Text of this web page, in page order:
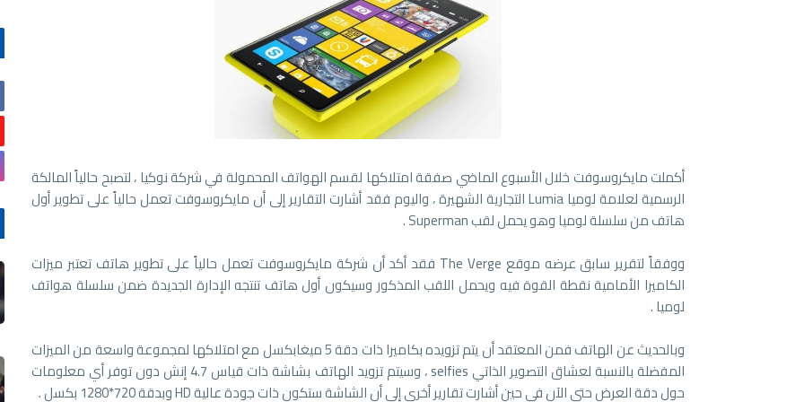
أكملت مايكروسوفت خلال الأسبوع الماضي صفقة امتلاكها لقسم الهواتف المحمولة في شركة نوكيا ، لتصبح حالياً المالكة
الرسمية لعلامة لوميا Lumia التجارية الشهيرة ، واليوم فقد أشارت التقارير إلى أن مايكروسوفت تعمل حالياً على تطوير أول
هاتف من سلسلة لوميا وهو يحمل لقب Superman .
ووفقاً لتقرير سابق عرضه موقع The Verge فقد أكد أن شركة مايكروسوفت تعمل حالياً على تطوير هاتف تعتبر ميزات
الكاميرا الأمامية نقطة القوة فيه ويحمل اللقب المذكور وسيكون أول هاتف تنتجه الإدارة الجديدة ضمن سلسلة هواتف
لوميا .
وبالحديث عن الهاتف فمن المعتقد أن يتم تزويده بكاميرا ذات دقة 5 ميغابكسل مع امتلاكها لمجموعة واسعة من الميزات
المفضلة بالنسبة لعشاق التصوير الذاتي selfies ، وسيتم تزويد الهاتف بشاشة ذات قياس 4.7 إنش دون توفر أي معلومات
حول دقة العرض حتى الآن في حين أشارت تقارير أخرى إلى أن الشاشة ستكون ذات جودة عالية HD وبدقة 720*1280 بكسل .